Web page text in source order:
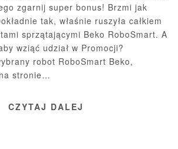
zgarnij super bonus! Brzmi jak
tak, właśnie ruszyła całkiem
sprzątającymi Beko RoboSmart. A
wziąć udział w Promocji?
robot RoboSmart Beko,
stronie…
CZYTAJ DALEJ